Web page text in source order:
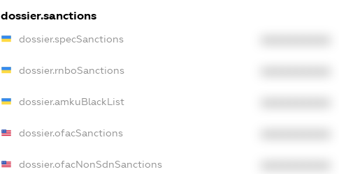
dossier.sanctions
dossier.specSanctions
dossier.rnboSanctions
dossier.amkuBlackList
dossier.ofacSanctions
dossier.ofacNonSdnSanctions